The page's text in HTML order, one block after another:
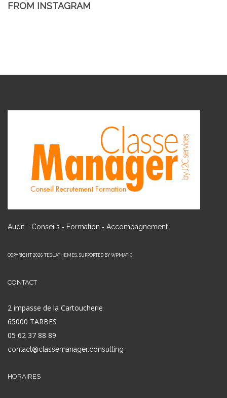
FROM INSTAGRAM
Audit - Conseils - Formation - Accompagnement
COPYRIGHT 2026 TESLATHEMES, SUPPORTED BY WPMATIC
CONTACT
2 impasse de la Cartoucherie
65000 TARBES
05 62 37 88 89
contact@classemanager.consulting
HORAIRES